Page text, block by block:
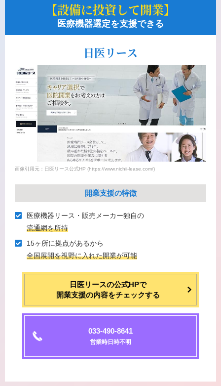
【設備に投資して開業】
医療機器選定を支援できる
日医リース
画像引用元：日医リース公式HP (https://www.nichii-lease.com/)
開業支援の特徴
医療機器リース・販売メーカー独⾃の
流通網を所持
15ヶ所に拠点があるから
全国展開を視野に⼊れた開業が可能
日医リースの公式HPで
開業支援の内容をチェックする
033-490-8641
営業時日時不明